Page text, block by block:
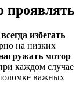
проявлять
всегда избегать
на низких
мотор
каждом случае
важных